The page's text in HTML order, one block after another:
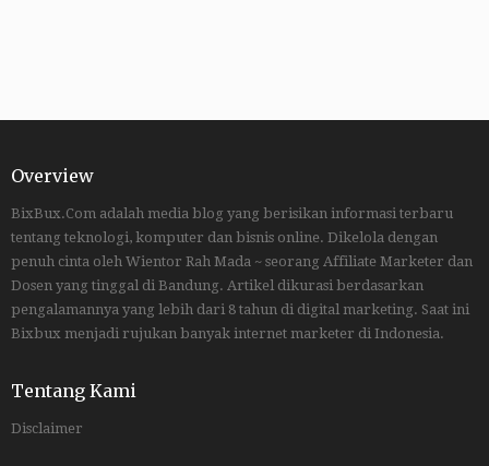
Overview
BixBux.Com adalah media blog yang berisikan informasi terbaru
tentang teknologi, komputer dan bisnis online. Dikelola dengan
penuh cinta oleh Wientor Rah Mada ~ seorang Affiliate Marketer dan
Dosen yang tinggal di Bandung. Artikel dikurasi berdasarkan
pengalamannya yang lebih dari 8 tahun di digital marketing. Saat ini
Bixbux menjadi rujukan banyak internet marketer di Indonesia.
Tentang Kami
Disclaimer